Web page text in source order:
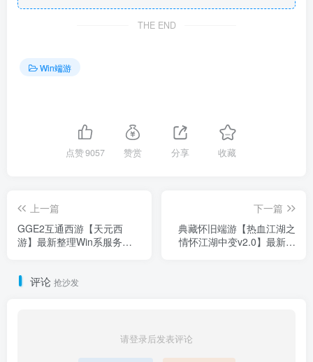
THE END
Win端游
点赞9057 赞赏 分享 收藏
上一篇
GGE2互通西游【天元西
游】最新整理Win系服务端
+通用视频教程
下一篇
典藏怀旧端游【热血江湖之
情怀江湖中变v2.0】最新整
评论 抢沙发
请登录后发表评论